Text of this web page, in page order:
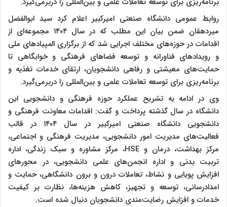
روابط عمومی دانشگاه صنعتی امیرکبیر اعلام کرد سید ابوالفضل
میردهقان ضمن بیان این مطلب که در سال ۱۴۰۴ مجموعه‌ای از
اقدامات در حوزه‌های مختلف اجرایی شد که از برگزاری المپیادهای ملی
و رویدادهای فناورانه و توسعه فضاهای فرهنگی و خوابگاهی تا
حمایت‌های معیشتی و رفاهی دانشجویان، ارتقای خدمات تغذیه و
برنامه‌ریزی برای توسعه تعاملات علمی و بین‌المللی را دربرمی‌گیرد.
وی در ادامه به تشریح عملکرد حوزه فرهنگی و دانشجویی این
دانشگاه در سال گذشته پرداخت و گفت: اقدامات معاونت فرهنگی و
دانشجویی دانشگاه صنعتی امیرکبیر در سال ۱۴۰۴ در قالب
فعالیت‌های مدیریت امور دانشجویی، مدیریت فرهنگی و اجتماعی،
مرکز بهداشت، درمان و HSE، مرکز مشاوره و سبک زندگی، اداره
تربیت بدنی و اداره انجمن‌های علمی دانشجویی، در محورهای
افزایش پویایی و نشاط، تعاملات درون و برون دانشگاهی، حمایت و
امدادرسانی، توسعه و تجهیز، کاهش هزینه‌ها، نظارت بر کیفیت
خدمات و افزایش رضایت‌مندی دانشجویان دنبال شده است.